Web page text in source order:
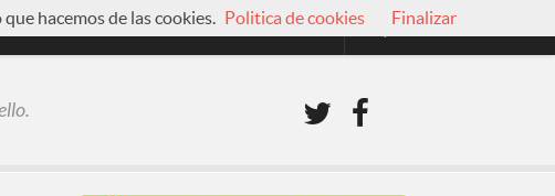
hacemos de las cookies. Politica de cookies Finalizar